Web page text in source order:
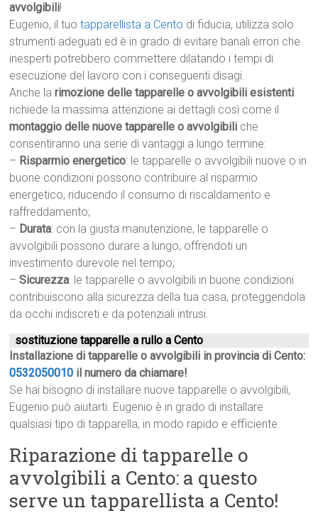
avvolgibili!
Eugenio, il tuo tapparellista a Cento di fiducia, utilizza solo
strumenti adeguati ed è in grado di evitare banali errori che
inesperti potrebbero commettere dilatando i tempi di
esecuzione del lavoro con i conseguenti disagi.
Anche larimozione delle tapparelle o avvolgibili esistenti
richiede la massima attenzione ai dettagli così come il
montaggio delle nuove tapparelle o avvolgibili che
consentiranno una serie di vantaggi a lungo termine:
– Risparmio energetico: le tapparelle o avvolgibili nuove o in
buone condizioni possono contribuire al risparmio
energetico, riducendo il consumo di riscaldamento e
raffreddamento;
– Durata: con la giusta manutenzione, le tapparelle o
avvolgibili possono durare a lungo, offrendoti un
investimento durevole nel tempo;
–Sicurezza: le tapparelle o avvolgibili in buone condizioni
contribuiscono alla sicurezza della tua casa, proteggendola
da occhi indiscreti e da potenziali intrusi.
sostituzione tapparelle a rullo a Cento
Installazione di tapparelle o avvolgibili in provincia di Cento:
0532050010 il numero da chiamare!
Se hai bisogno di installare nuove tapparelle o avvolgibili,
Eugenio può aiutarti. Eugenio è in grado di installare
qualsiasi tipo di tapparella, in modo rapido e efficiente.
Riparazione di tapparelle o
avvolgibili a Cento: a questo
serve un tapparellista a Cento!